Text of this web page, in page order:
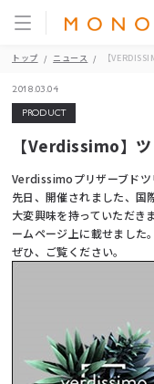
トップ ニュース 【
2018.03.04
PRODUCT
【Verdissimo】
Verdissimoプリザーブドツ
先日、開催されました、国
大変興味を持っていただき
ームページ上に載せました。
ぜひ、ご覧ください。